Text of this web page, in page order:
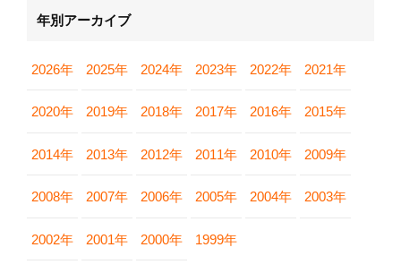
年別アーカイブ
2026年 2025年 2024年 2023年 2022年 2021年
2020年 2019年 2018年 2017年 2016年 2015年
2014年 2013年 2012年 2011年 2010年 2009年
2008年 2007年 2006年 2005年 2004年 2003年
2002年 2001年 2000年 1999年